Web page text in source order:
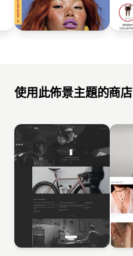
使用此佈景主題的商店